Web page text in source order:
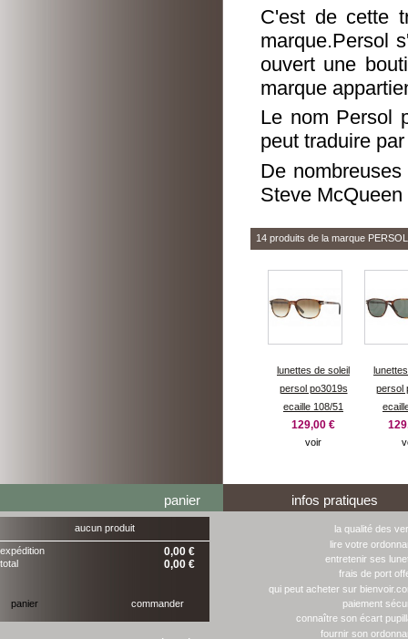
C'est de cette
marque.Persol
ouvert une
marque
Le nom Persol
peut traduire
De
Steve
14 produits de la marque PERSOL
lunettes de soleil
persol po3019s
ecaille 108/51
129,00 €
voir
persol
panier
aucun produit
expédition 0,00 €
total 0,00 €
panier commander
infos pratiques
la qualité des
lire votre
entretenir ses
frais de port
qui peut acheter sur
paiement
connaître son écart
fournir son